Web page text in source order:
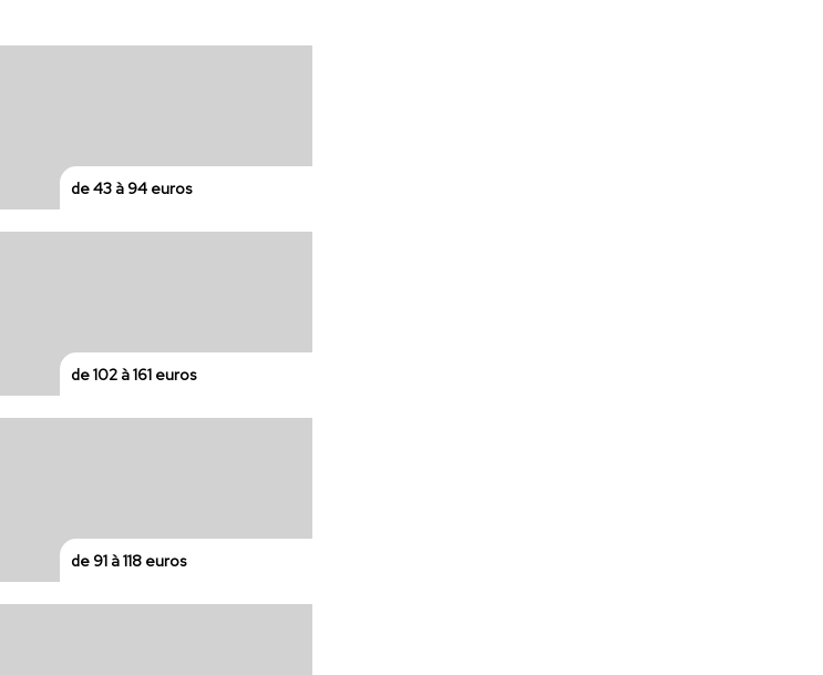
de 43 à 94 euros
de 102 à 161 euros
de 91 à 118 euros